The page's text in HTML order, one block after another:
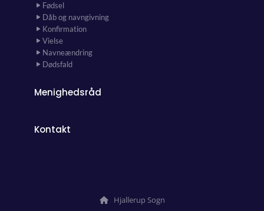
Fødsel
Dåb og navngivning
Konfirmation
Vielse
Navneændring
Dødsfald
Menighedsråd
Kontakt
Hjallerup Sogn